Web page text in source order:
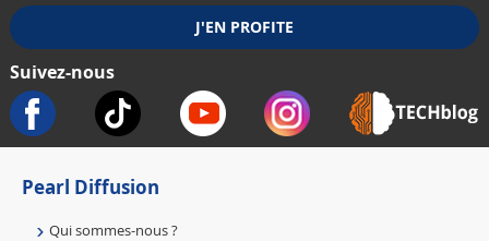
Suivez-nous
Pearl Diffusion
Qui sommes-nous ?